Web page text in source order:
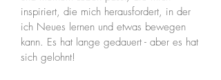
inspiriert, die mich herausfordert, in der
ich Neues lernen und etwas bewegen
kann. Es hat lange gedauert - aber es hat
sich gelohnt!